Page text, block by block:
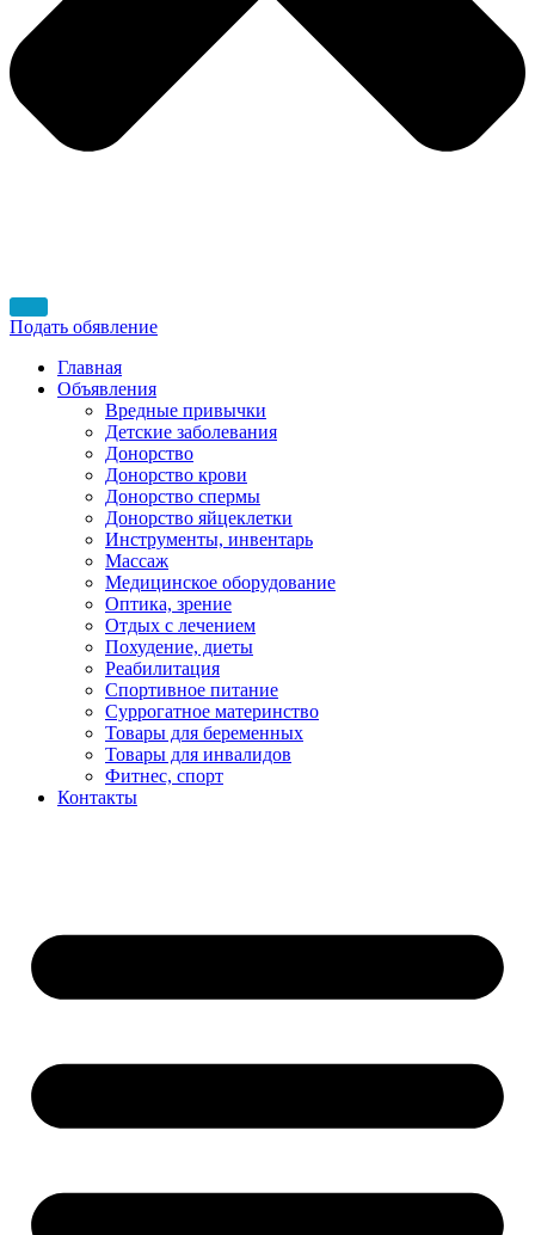
Подать обявление
Главная
Объявления
Вредные привычки
Детские заболевания
Донорство
Донорство крови
Донорство спермы
Донорство яйцеклетки
Инструменты, инвентарь
Массаж
Медицинское оборудование
Оптика, зрение
Отдых с лечением
Похудение, диеты
Реабилитация
Спортивное питание
Суррогатное материнство
Товары для беременных
Товары для инвалидов
Фитнес, спорт
Контакты